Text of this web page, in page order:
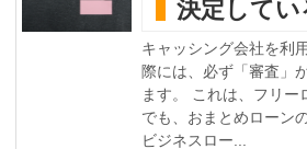
決定してい
キャッシング会社を利
際には、必ず「審査」
ます。 これは、フリ
でも、おまとめローン
ビジネスロー...